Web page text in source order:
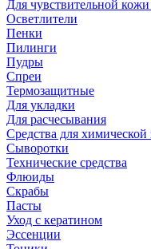
Для чувствительной
Осветлители
Пенки
Пилинги
Пудры
Спреи
Термозащитные
Для укладки
Для расчесывания
Средства для химической
Сыворотки
Технические средства
Флюиды
Скрабы
Пасты
Уход с кератином
Эссенции